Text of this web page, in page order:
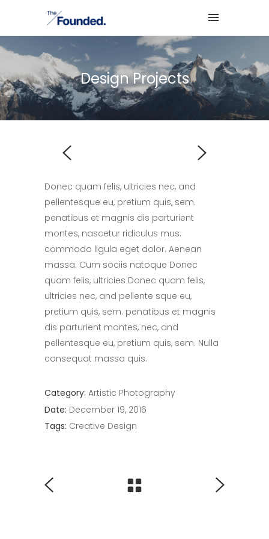
Design Projects
Donec quam felis, ultricies nec, and
pellentesque eu, pretium quis, sem.
penatibus et magnis dis parturient
montes, nascetur ridiculus mus.
commodo ligula eget dolor. Aenean
massa. Cum sociis natoque Donec
quam felis, ultricies Donec quam felis,
ultricies nec, and pellente sque eu,
pretium quis, sem. penatibus et magnis
dis parturient montes, nec, and
pellentesque eu, pretium quis, sem. Nulla
consequat massa quis.
Category: Artistic Photography
Date: December 19, 2016
Tags: Creative Design